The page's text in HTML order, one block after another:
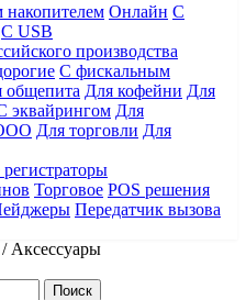
Онлайн С
С USB
производства
С фискальным
общепита Для кофейни Для
эквайрингом Для
Для торговли Для
Торговое POS решения
Передатчик вызова
/ Аксессуары